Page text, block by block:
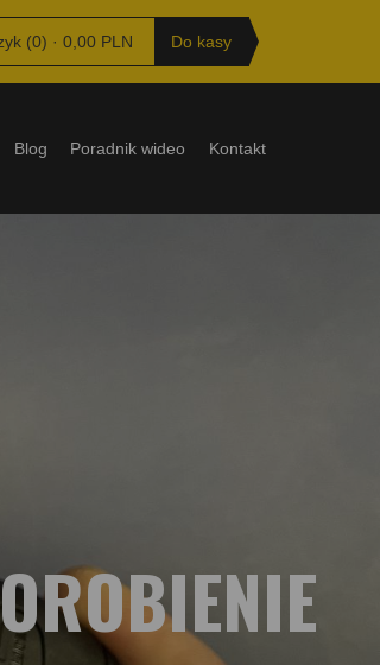
(0) · 0,00 PLN Do kasy
Blog Poradnik wideo Kontakt